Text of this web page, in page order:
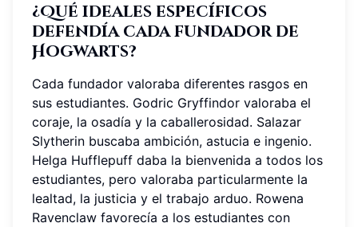
¿Qué ideales específicos
defendía cada fundador de
Hogwarts?
Cada fundador valoraba diferentes rasgos en
sus estudiantes. Godric Gryffindor valoraba el
coraje, la osadía y la caballerosidad. Salazar
Slytherin buscaba ambición, astucia e ingenio.
Helga Hufflepuff daba la bienvenida a todos los
estudiantes, pero valoraba particularmente la
lealtad, la justicia y el trabajo arduo. Rowena
Ravenclaw favorecía a los estudiantes con